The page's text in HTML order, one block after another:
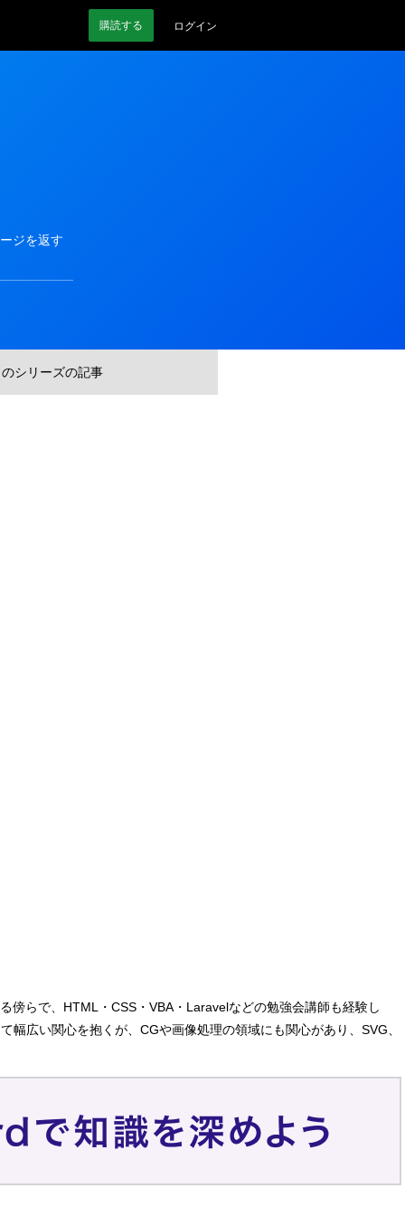
購読する ログイン
ジを返す
シリーズの記事
傍らで、HTML・CSS・VBA・Laravelなどの勉強会講師も経験し
広い関心を抱くが、CGや画像処理の領域にも関心があり、SVG、